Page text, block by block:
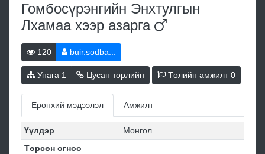
Гомбосүрэнгийн Энхтулгын
Лхамаа хээр азарга
120 buir.sodba...
Унага 1 Цусан төрлийн Төлийн амжилт0
Ерөнхий мэдээлэл Амжилт
Үүлдэр
Монгол
Төрсөн огноо